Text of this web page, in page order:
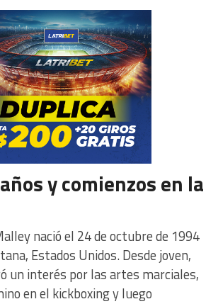
y comienzos en la
nació el 24 de octubre de 1994
Estados Unidos. Desde joven,
un interés por las artes marciales,
en el kickboxing y luego